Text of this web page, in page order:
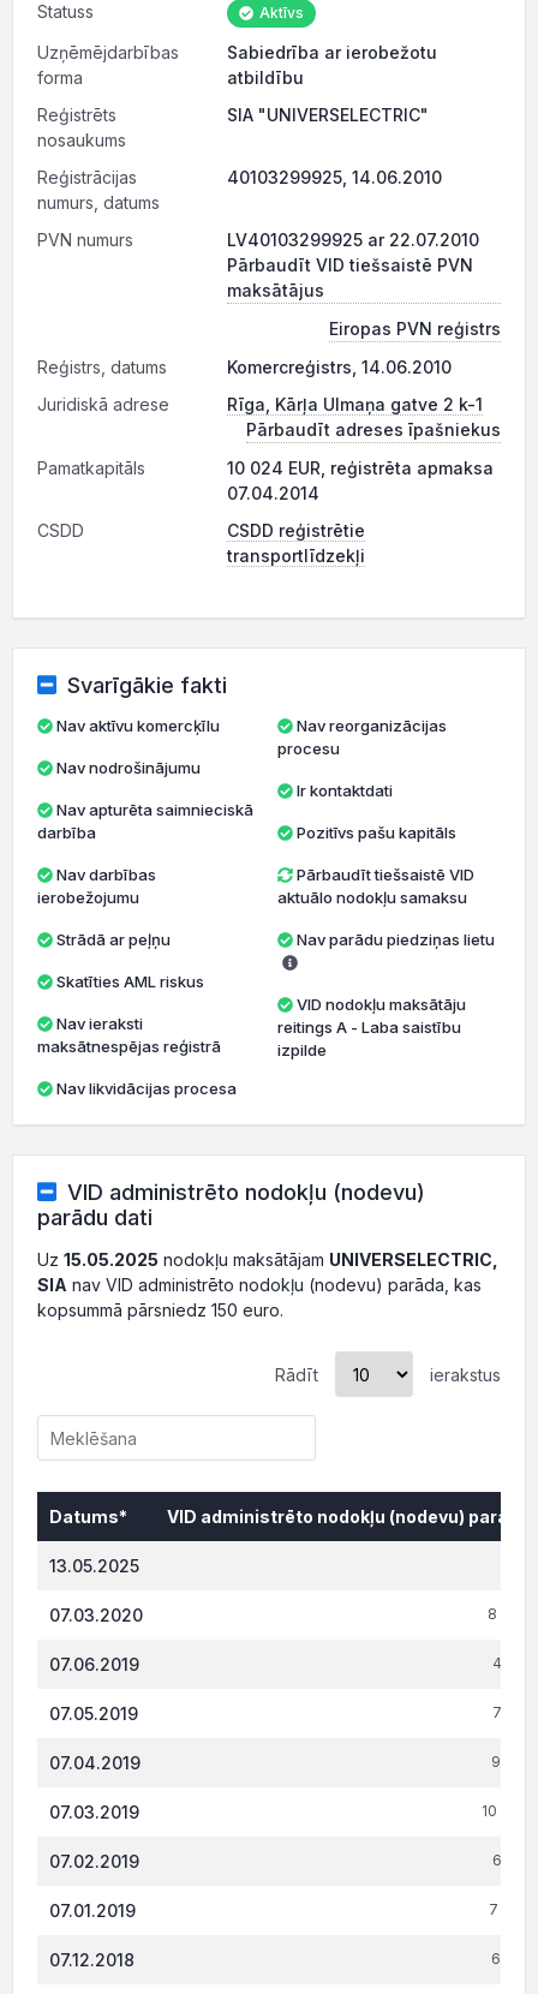
Statuss Aktīvs
Uzņēmējdarbības
forma
Sabiedrība ar ierobežotu
atbildību
Reģistrēts
nosaukums
SIA "UNIVERSELECTRIC"
Reģistrācijas
numurs, datums
40103299925, 14.06.2010
PVN numurs
LV40103299925 ar 22.07.2010
Pārbaudīt VID tiešsaistē PVN
maksātājus
Eiropas PVN reģistrs
Reģistrs, datums
Komercreģistrs, 14.06.2010
Juridiskā adrese
Rīga, Kārļa Ulmaņa gatve 2 k-1
Pārbaudīt adreses īpašniekus
Pamatkapitāls
10 024 EUR, reģistrēta apmaksa
07.04.2014
CSDD
CSDD reģistrētie
transportlīdzekļi
Svarīgākie fakti
Nav aktīvu komercķīlu
Nav nodrošinājumu
darbība
ierobežojumu
Strādā ar peļņu
Skatīties AML riskus
maksātnespējas reģistrā
Nav likvidācijas procesa
Nav reorganizācijas
procesu
Ir kontaktdati
Pozitīvs pašu kapitāls
Pārbaudīt tiešsaistē VID
aktuālo nodokļu samaksu
Nav parādu piedziņas lietu
VID nodokļu maksātāju
reitings A - Laba saistību
izpilde
VID administrēto nodokļu (nodevu)
parādu dati
Uz 15.05.2025 nodokļu maksātājam UNIVERSELECTRIC,
SIA nav VID administrēto nodokļu (nodevu) parāda, kas
kopsummā pārsniedz 150 euro.
Rādīt ierakstus
Datums*
VID administrēto nodokļu (nodevu)
13.05.2025
07.03.2020 8
07.06.2019 4
07.05.2019 7
07.04.2019 9
07.03.2019 10
07.02.2019 6
07.01.2019 7
07.12.2018 6